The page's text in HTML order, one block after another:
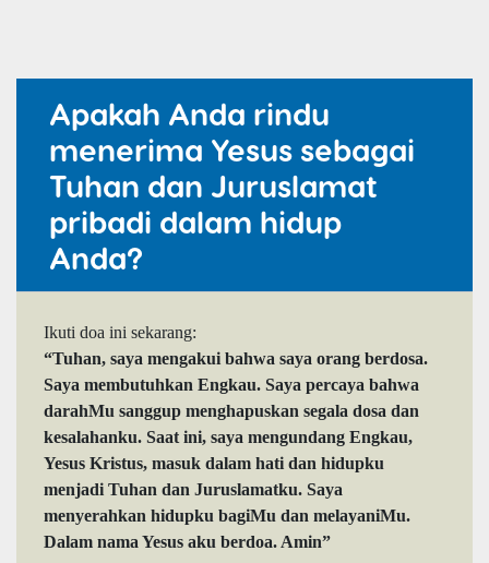
Apakah Anda rindu
menerima Yesus sebagai
Tuhan dan Juruslamat
pribadi dalam hidup
Anda?
Ikuti doa ini sekarang:
“Tuhan, saya mengakui bahwa saya orang berdosa.
Saya membutuhkan Engkau. Saya percaya bahwa
darahMu sanggup menghapuskan segala dosa dan
kesalahanku. Saat ini, saya mengundang Engkau,
Yesus Kristus, masuk dalam hati dan hidupku
menjadi Tuhan dan Juruslamatku. Saya
menyerahkan hidupku bagiMu dan melayaniMu.
Dalam nama Yesus aku berdoa. Amin”